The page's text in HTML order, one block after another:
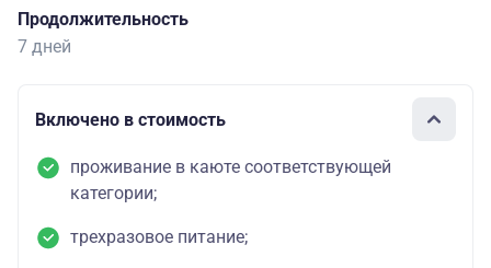
Продолжительность
7 дней
Включено в стоимость
проживание в каюте соответствующей
категории;
трехразовое питание;